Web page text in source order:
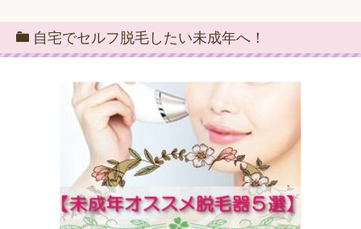
自宅でセルフ脱毛したい未成年へ！